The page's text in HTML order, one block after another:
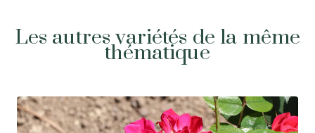
Les autres variétés de la même
thématique